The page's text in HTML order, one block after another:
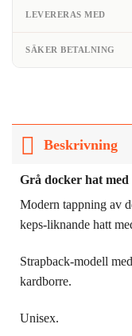
LEVERERAS MED
SÄKER BETALNING
Beskrivning
Grå docker hat
Modern tappning av
keps-liknande hatt
Strapback-modell
kardborre.
Unisex.